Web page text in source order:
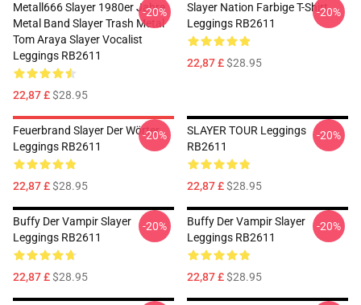
Metall666 Slayer 1980er Jahre
Metal Band Slayer Trash Metal
Tom Araya Slayer Vocalist
Leggings RB2611
22,87 £$28.95
-20%
Slayer Nation Farbige T-Shirt
Leggings RB2611
22,87 £$28.95
-20%
Feuerbrand Slayer Der Wörter
Leggings RB2611
22,87 £$28.95
-20%
SLAYER TOUR Leggings
RB2611
22,87 £$28.95
-20%
Buffy Der Vampir Slayer
Leggings RB2611
22,87 £$28.95
-20%
Buffy Der Vampir Slayer
Leggings RB2611
22,87 £$28.95
-20%